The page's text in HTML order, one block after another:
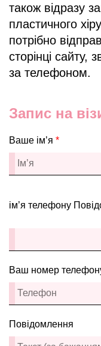
також відразу
пластичного
потрібно
сторінці сайту,
за телефоном.
Запис на
Ваше ім’я *
ім’я телефону
Ваш номер
Повідомлення